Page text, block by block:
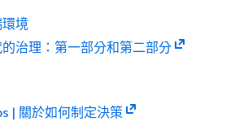
境
治理：第一部分和第二部分
| 關於如何制定決策